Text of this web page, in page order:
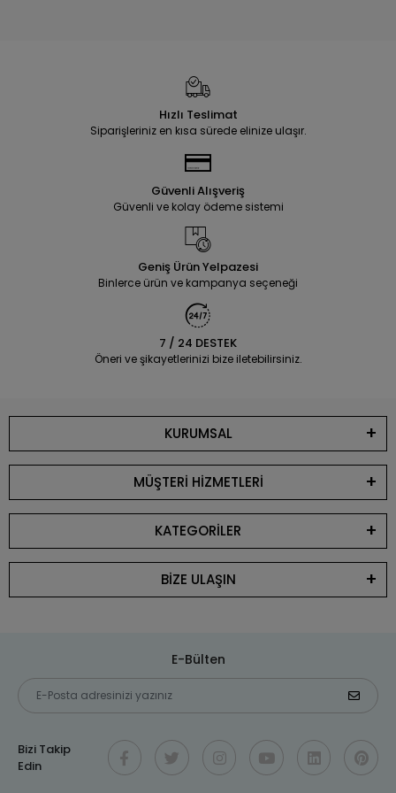
Hızlı Teslimat
Siparişleriniz en kısa sürede elinize ulaşır.
Güvenli Alışveriş
Güvenli ve kolay ödeme sistemi
Geniş Ürün Yelpazesi
Binlerce ürün ve kampanya seçeneği
7 / 24 DESTEK
Öneri ve şikayetlerinizi bize iletebilirsiniz.
KURUMSAL
MÜŞTERİ HİZMETLERİ
KATEGORİLER
BİZE ULAŞIN
E-Bülten
Bizi Takip
Edin